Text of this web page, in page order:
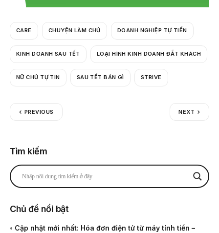
CARE CHUYỆN LÀM CHỦ DOANH NGHIỆP TỰ TIẾN
KINH DOANH SAU TẾT LOẠI HÌNH KINH DOANH ĐẮT KHÁCH
NỮ CHỦ TỰ TIN SAU TẾT BÁN GÌ STRIVE
PREVIOUS NEXT
Tìm kiếm
Chủ đề nổi bật
• Cập nhật mới nhất: Hóa đơn điện tử từ máy tính tiền –